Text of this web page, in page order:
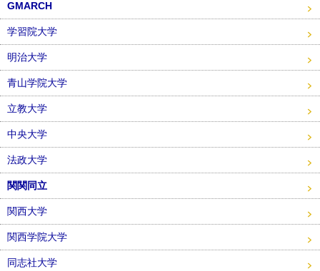
GMARCH
学習院大学
明治大学
青山学院大学
立教大学
中央大学
法政大学
関関同立
関西大学
関西学院大学
同志社大学